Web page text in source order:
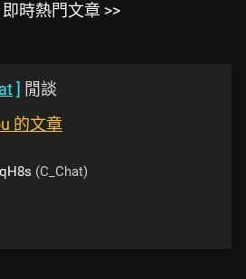
時熱門文章 >>
] 閒談
的文章
(C_Chat)